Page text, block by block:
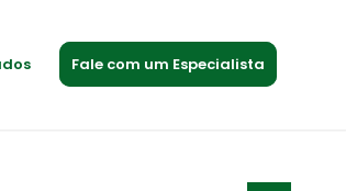
Fale com um Especialista